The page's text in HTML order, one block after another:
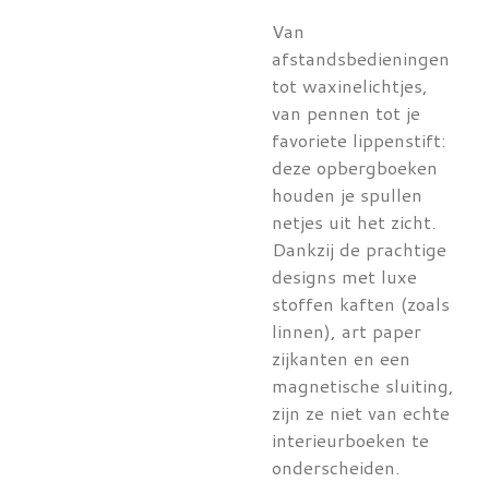
Van
afstandsbedieningen
tot waxinelichtjes,
van pennen tot je
favoriete lippenstift:
deze opbergboeken
houden je spullen
netjes uit het zicht.
Dankzij de prachtige
designs met luxe
stoffen kaften (zoals
linnen), art paper
zijkanten en een
magnetische sluiting,
zijn ze niet van echte
interieurboeken te
onderscheiden.